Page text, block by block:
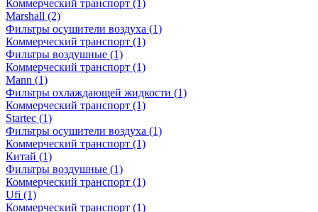
Коммерческий транспорт (1)
Marshall (2)
Фильтры осушители воздуха (1)
Коммерческий транспорт (1)
Фильтры воздушные (1)
Коммерческий транспорт (1)
Mann (1)
Фильтры охлаждающей жидкости (1)
Коммерческий транспорт (1)
Startec (1)
Фильтры осушители воздуха (1)
Коммерческий транспорт (1)
Китай (1)
Фильтры воздушные (1)
Коммерческий транспорт (1)
Ufi (1)
Коммерческий транспорт (1)